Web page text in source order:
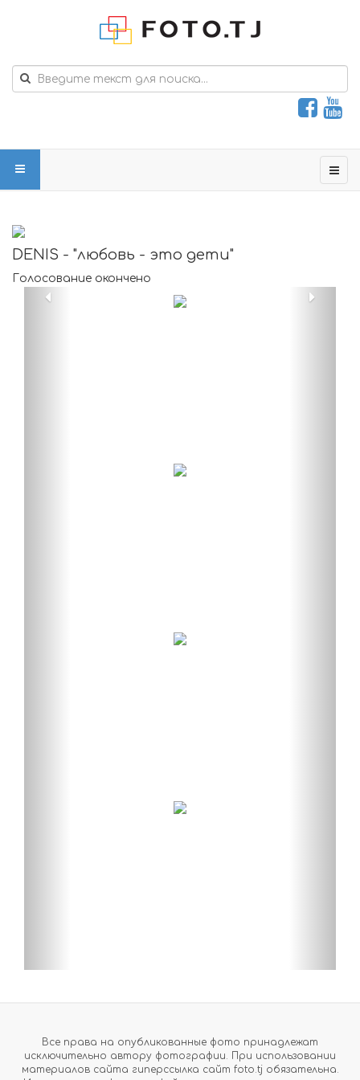
DENIS - "любовь - это дети"
Голосование окончено
Все права на опубликованные фото принадлежат
исключительно автору фотографии. При использовании
материалов сайта гиперссылка сайт foto.tj обязательна.